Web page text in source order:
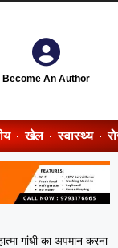
Become An Author
खेल स्वास्थ्य
गांधी का अपमान करना